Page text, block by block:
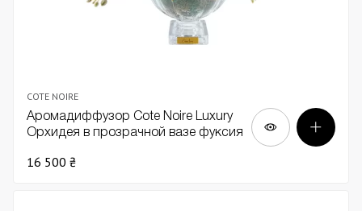
COTE NOIRE
Аромадиффузор Cote Noire Luxury
Орхидея в прозрачной вазе фуксия
16 500 ₴